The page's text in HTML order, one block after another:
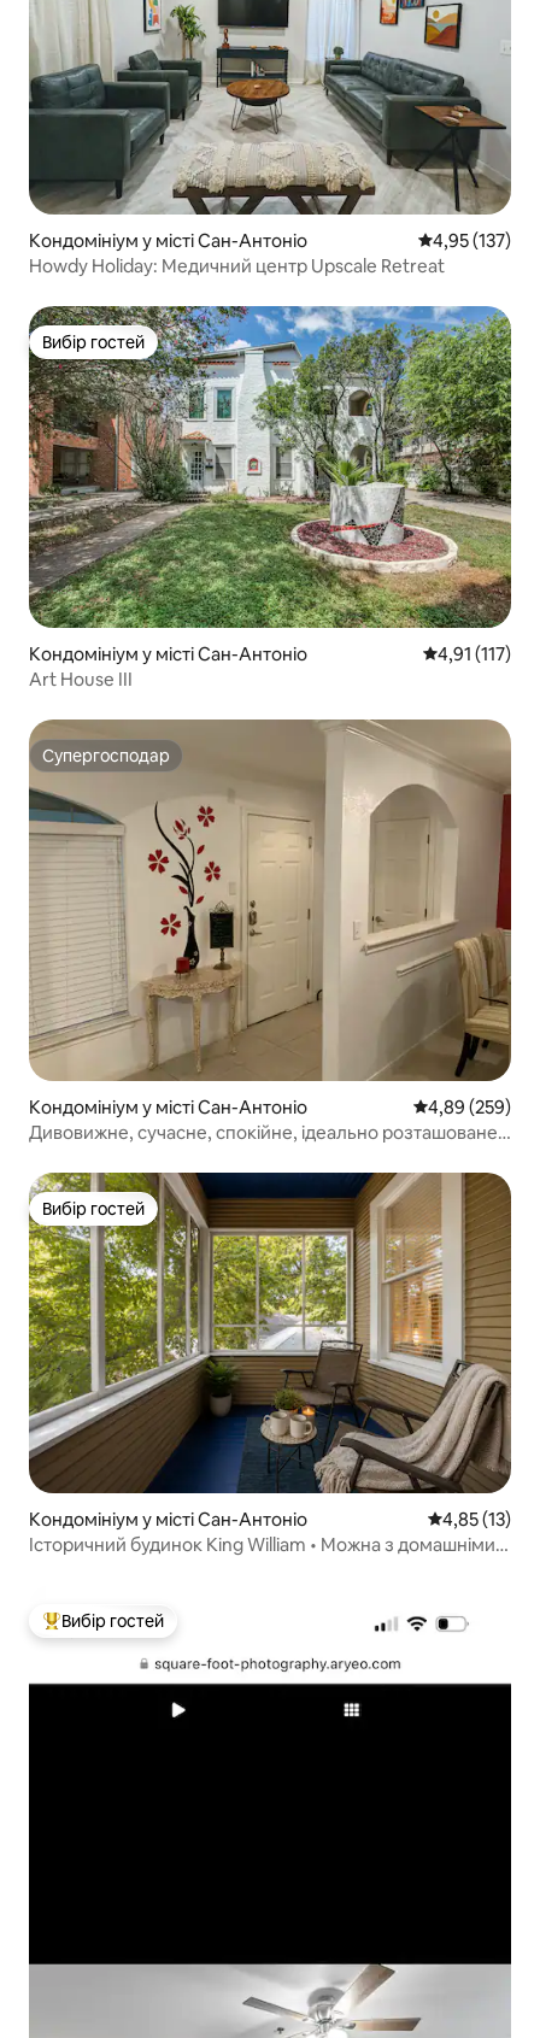
Кондомініум у місті Сан-Антоніо Середня
4,95 (137)
Howdy Holiday: Медичний центр Upscale Retreat
Вибір гостей
Вибір гостей
Кондомініум у місті Сан-Антоніо Середня
4,91 (117)
Art House III
Супергосподар
Супергосподар
Кондомініум у місті Сан-Антоніо Середня
4,89 (259)
Дивовижне, сучасне, спокійне, ідеально розташоване
Вибір гостей
Вибір гостей
Кондомініум у місті Сан-Антоніо Середня
4,85 (13)
Історичний будинок King William • Можна з домашніми
Топ вибір гостей
Вибір гостей